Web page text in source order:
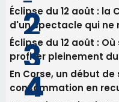
Newsletter
Inscrivez-vous à la
email les infos les plus
nos meilleurs articles